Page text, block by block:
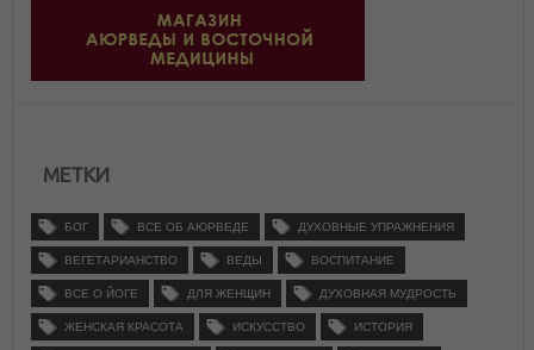
МЕТКИ
БОГ ВСЕ ОБ АЮРВЕДЕ ДУХОВНЫЕ УПРАЖНЕНИЯ
ВЕГЕТАРИАНСТВО ВЕДЫ ВОСПИТАНИЕ
ВСЕ О ЙОГЕ ДЛЯ ЖЕНЩИН ДУХОВНАЯ МУДРОСТЬ
ЖЕНСКАЯ КРАСОТА ИСКУССТВО ИСТОРИЯ